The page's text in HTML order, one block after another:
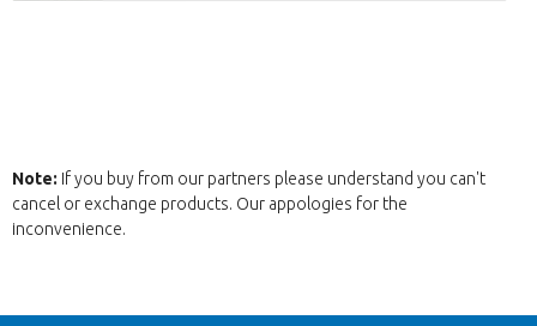
Note: If you buy from our partners please understand you can't
cancel or exchange products. Our appologies for the
inconvenience.
Zpět